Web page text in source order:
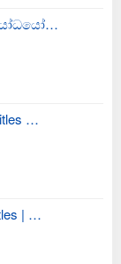
යෝධයෝ…
…
| …